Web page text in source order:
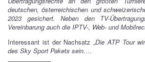
deutschen, österreichischen und
2023 gesichert. Neben den TV-
Vereinbarung auch die IPTV-, Web- und
Interessant ist der Nachsatz „Die ATP Tour
des Sky Sport Pakets sein.…